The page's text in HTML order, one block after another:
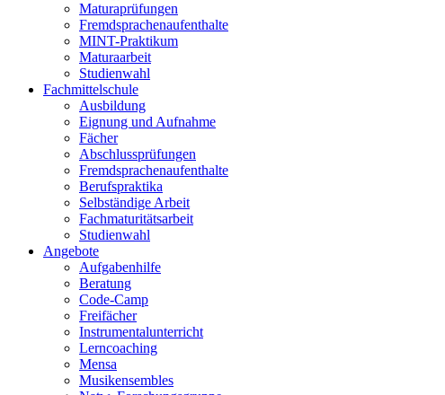
Maturaprüfungen
Fremdsprachenaufenthalte
MINT-Praktikum
Maturaarbeit
Studienwahl
Fachmittelschule
Ausbildung
Eignung und Aufnahme
Fächer
Abschlussprüfungen
Fremdsprachenaufenthalte
Berufspraktika
Selbständige Arbeit
Fachmaturitätsarbeit
Studienwahl
Angebote
Aufgabenhilfe
Beratung
Code-Camp
Freifächer
Instrumentalunterricht
Lerncoaching
Mensa
Musikensembles